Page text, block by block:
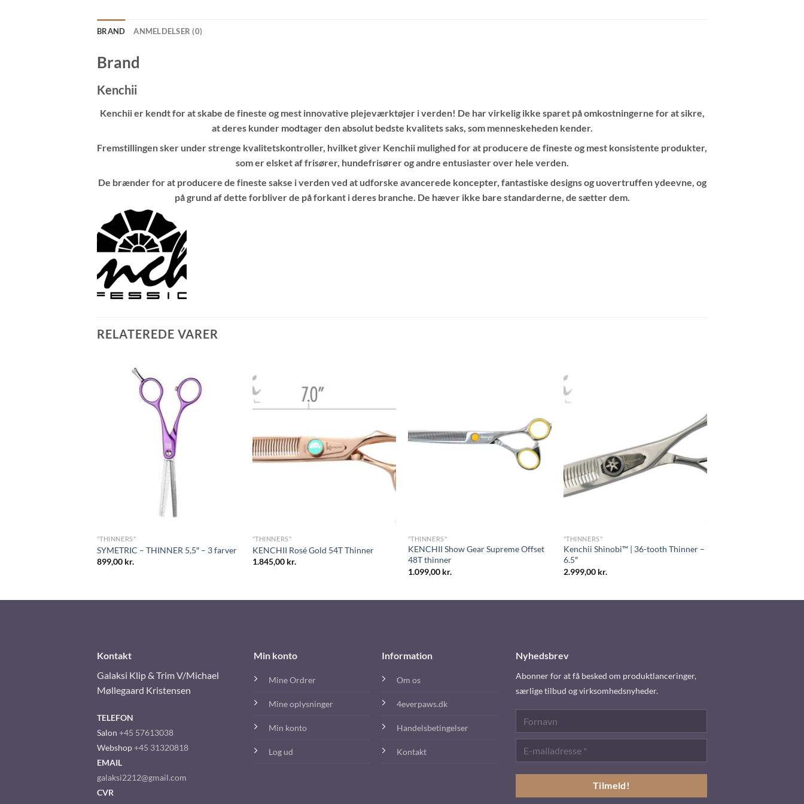
BRAND ANMELDELSER (0)
Brand
Kenchii
Kenchii er kendt for at skabe de fineste og mest innovative plejeværktøjer i verden! De har virkelig ikke sparet på omkostningerne for at sikre,
at deres kunder modtager den absolut bedste kvalitets saks, som menneskeheden kender.
Fremstillingen sker under strenge kvalitetskontroller, hvilket giver Kenchii mulighed for at producere de fineste og mest konsistente produkter,
som er elsket af frisører, hundefrisører og andre entusiaster over hele verden.
De brænder for at producere de fineste sakse i verden ved at udforske avancerede koncepter, fantastiske designs og uovertruffen ydeevne, og
på grund af dette forbliver de på forkant i deres branche. De hæver ikke bare standarderne, de sætter dem.
RELATEREDE VARER
"THINNERS"
SYMETRIC – THINNER 5,5″ – 3 farver
899,00 kr.
"THINNERS"
KENCHII Rosé Gold 54T Thinner
1.845,00 kr.
"THINNERS"
KENCHII Show Gear Supreme Offset
48T thinner
1.099,00 kr.
"THINNERS"
Kenchii Shinobi™ | 36-tooth Thinner –
6.5″
2.999,00 kr.
Kontakt
Galaksi Klip & Trim V/Michael
Møllegaard Kristensen
TELEFON
Salon +45 57613038
Webshop+45 31320818
EMAIL
galaksi2212@gmail.com
CVR
Min konto
Mine Ordrer
Mine oplysninger
Min konto
Log ud
Information
Om os
4everpaws.dk
Handelsbetingelser
Kontakt
Nyhedsbrev
Abonner for at få besked om produktlanceringer,
særlige tilbud og virksomhedsnyheder.